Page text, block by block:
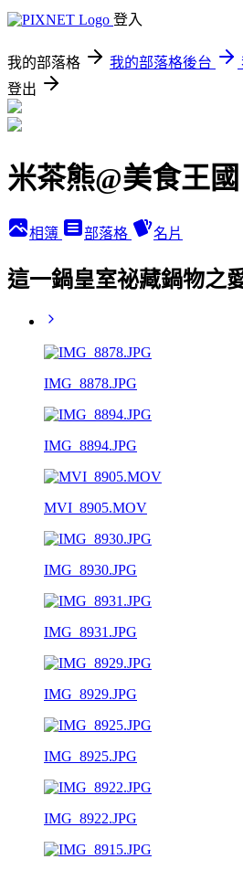
登入
我的部落格 我的部落格後台
登出
米茶熊@美食王國
相簿 部落格 名片
這一鍋皇室祕藏鍋物之
IMG_8878.JPG
IMG_8894.JPG
MVI_8905.MOV
IMG_8930.JPG
IMG_8931.JPG
IMG_8929.JPG
IMG_8925.JPG
IMG_8922.JPG